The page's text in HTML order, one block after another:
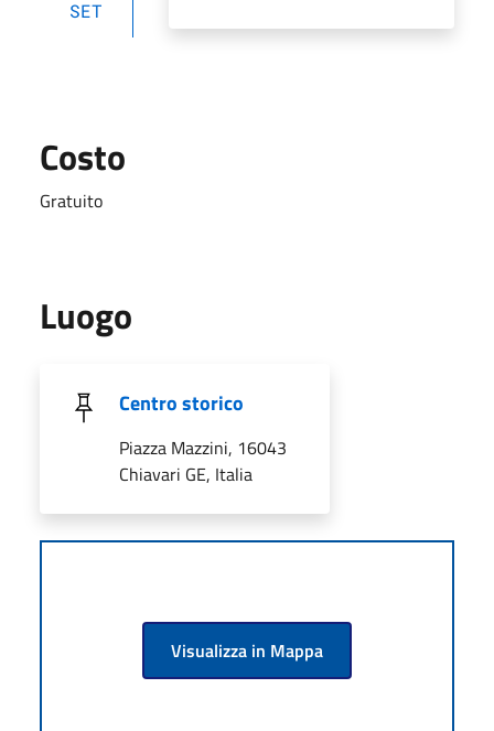
SET
Costo
Gratuito
Luogo
Centro storico
Piazza Mazzini, 16043
Chiavari GE, Italia
Visualizza in Mappa